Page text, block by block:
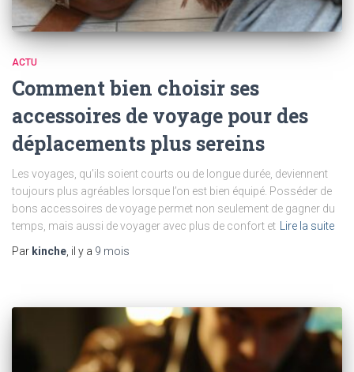
ACTU
Comment bien choisir ses
accessoires de voyage pour des
déplacements plus sereins
Les voyages, qu’ils soient courts ou de longue durée, deviennent
toujours plus agréables lorsque l’on est bien équipé. Posséder de
bons accessoires de voyage permet non seulement de gagner du
temps, mais aussi de voyager avec plus de confort et
Lire la suite
Par kinche , il y a 9 mois